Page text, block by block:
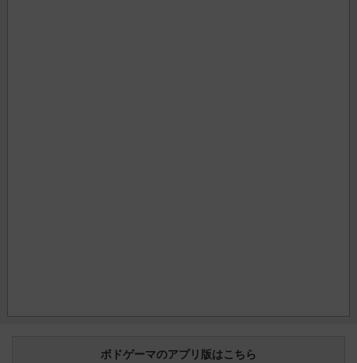
ボドゲーマのアプリ版はこちら